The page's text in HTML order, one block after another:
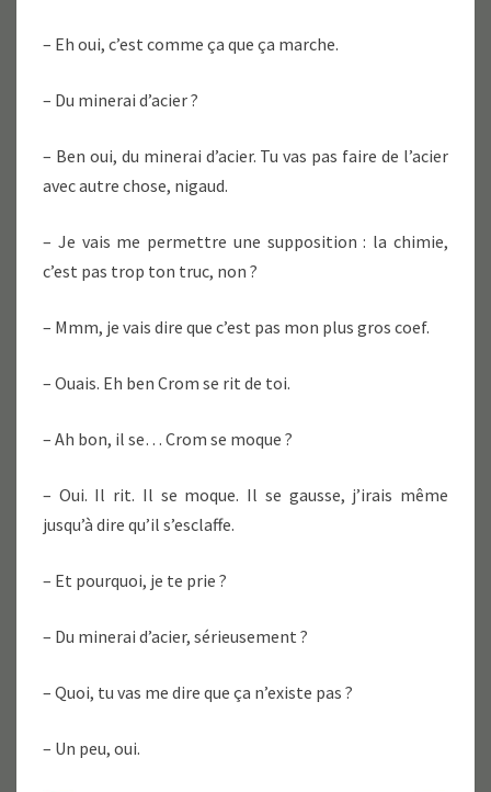
– Eh oui, c’est comme ça que ça marche.
– Du minerai d’acier ?
– Ben oui, du minerai d’acier. Tu vas pas faire de l’acier
avec autre chose, nigaud.
– Je vais me permettre une supposition : la chimie,
c’est pas trop ton truc, non ?
– Mmm, je vais dire que c’est pas mon plus gros coef.
– Ouais. Eh ben Crom se rit de toi.
– Ah bon, il se… Crom se moque ?
– Oui. Il rit. Il se moque. Il se gausse, j’irais même
jusqu’à dire qu’il s’esclaffe.
– Et pourquoi, je te prie ?
– Du minerai d’acier, sérieusement ?
– Quoi, tu vas me dire que ça n’existe pas ?
– Un peu, oui.